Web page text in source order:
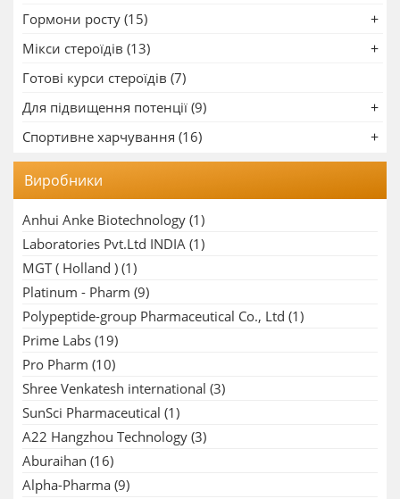
Гормони росту (15)
Мікси стероїдів (13)
Готові курси стероїдів (7)
Для підвищення потенції (9)
Спортивне харчування (16)
Виробники
Anhui Anke Biotechnology (1)
Laboratories Pvt.Ltd INDIA (1)
MGT ( Holland ) (1)
Platinum - Pharm (9)
Polypeptide-group Pharmaceutical Co., Ltd (1)
Prime Labs (19)
Pro Pharm (10)
Shree Venkatesh international (3)
SunSci Pharmaceutical (1)
A22 Hangzhou Technology (3)
Aburaihan (16)
Alpha-Pharma (9)